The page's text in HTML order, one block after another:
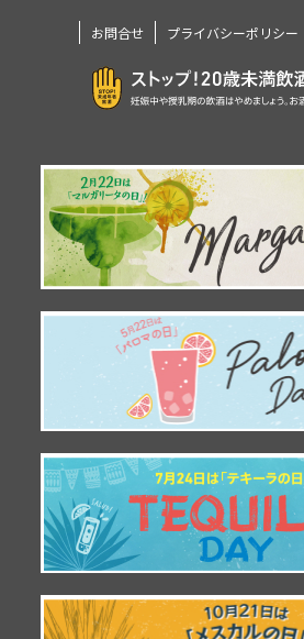
お問合せ プライバシーポリシー